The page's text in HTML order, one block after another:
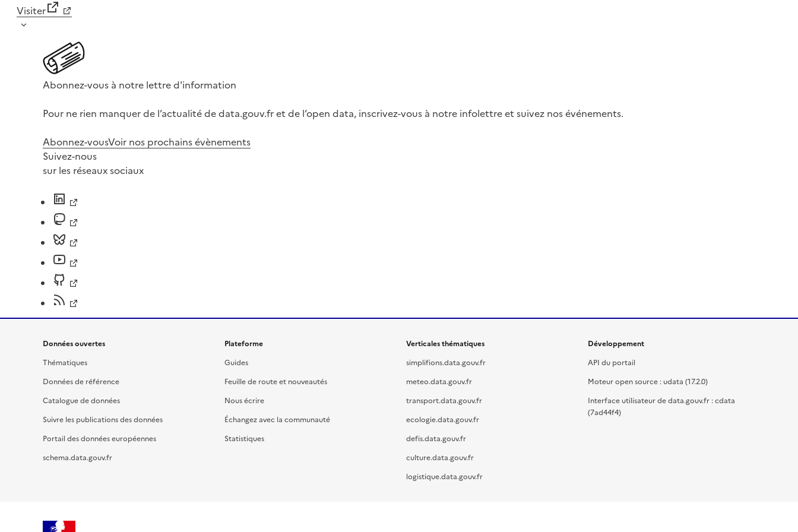
Visiter
Abonnez-vous à notre lettre d'information
Pour ne rien manquer de l’actualité de data.gouv.fr et de l’open data, inscrivez-vous à notre infolettre et suivez nos événements.
Abonnez-vousVoir nos prochains évènements
Suivez-nous
sur les réseaux sociaux
Données ouvertes
Thématiques
Données de référence
Catalogue de données
Suivre les publications des données
Portail des données européennes
schema.data.gouv.fr
Plateforme
Guides
Feuille de route et nouveautés
Nous écrire
Échangez avec la communauté
Statistiques
Verticales thématiques
simplifions.data.gouv.fr
meteo.data.gouv.fr
transport.data.gouv.fr
ecologie.data.gouv.fr
defis.data.gouv.fr
culture.data.gouv.fr
logistique.data.gouv.fr
Développement
API du portail
Moteur open source : udata (17.2.0)
Interface utilisateur de data.gouv.fr : cdata
(7ad44f4)